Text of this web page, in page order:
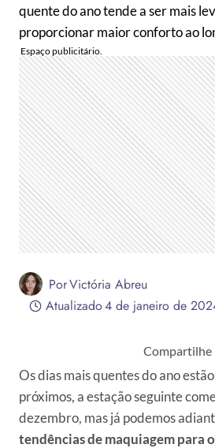
quente do ano tende a ser mais
proporcionar maior conforto ao
PorVictória Abreu
Atualizado4 de janeiro de
Compartilhe
Os dias mais quentes do ano
próximos, a estação seguinte
dezembro, mas já podemos
tendências demaquiagem para